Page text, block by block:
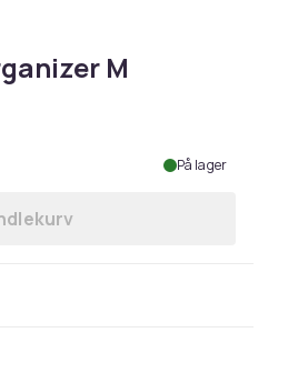
M
På lager
Antra linjal 9 cm til organizer